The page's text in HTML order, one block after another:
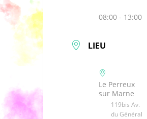
08:00 - 13:00
LIEU
Le Perreux
sur Marne
119bis Av.
du Général